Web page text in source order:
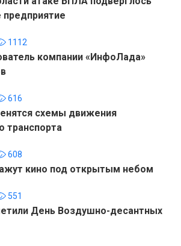
1112
компании «ИнфоЛада»
616
схемы движения
транспорта
608
кино под открытым небом
551
День Воздушно-десантных